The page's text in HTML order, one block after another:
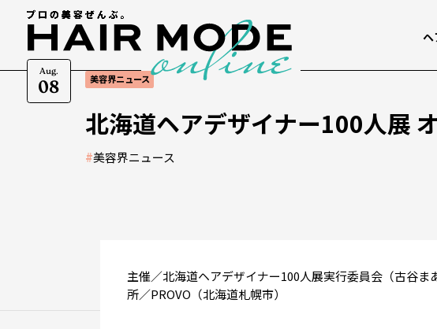
Aug.
08
ヘ
美容界ニュース
北海道ヘアデザイナー100人展
#美容界ニュース
主催／北海道ヘアデザイナー100人展実行委員会（古谷
所／PROVO（北海道札幌市）